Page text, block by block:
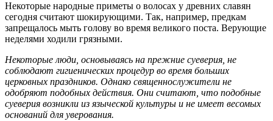
Некоторые народные приметы о волосах у древних славян
сегодня считают шокирующими. Так, например, предкам
запрещалось мыть голову во время великого поста. Верующие
неделями ходили грязными.
Некоторые люди, основываясь на прежние суеверия, не
соблюдают гигиенических процедур во время больших
церковных праздников. Однако священнослужители не
одобряют подобных действия. Они считают, что подобные
суеверия возникли из языческой культуры и не имеет весомых
оснований для уверования.